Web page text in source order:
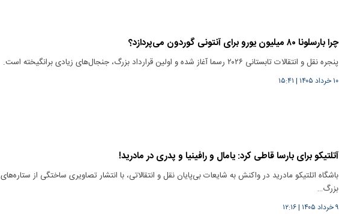
چرا بارسلونا ۸۰ میلیون یورو برای آنتونی گوردون می‌پردازد؟
پنجره نقل و انتقالات تابستانی ۲۰۲۶ رسما آغاز شده و اولین قرارداد بزرگ، جنجال‌های زیادی برانگیخته است.
۱۰ خرداد ۱۴۰۵ | ۱۵:۴۱
آتلتیکو برای بارسا قاطی کرد: یامال و رافینیا و پدری در مادرید!
‫باشگاه اتلتیکو مادرید در واکنش به شایعات بی‌پایان نقل و انتقالاتی، با انتشار تصاویری ساختگی از ستاره‌های
بزرگ…
۹ خرداد ۱۴۰۵ |۱۲:۱۶